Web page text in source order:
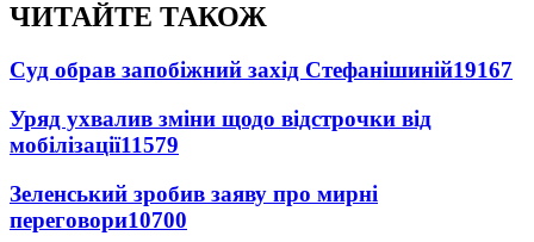
ЧИТАЙТЕ ТАКОЖ
Суд обрав запобіжний захід Стефанішиній19167
Уряд ухвалив зміни щодо відстрочки від
мобілізації11579
Зеленський зробив заяву про мирні
переговори10700